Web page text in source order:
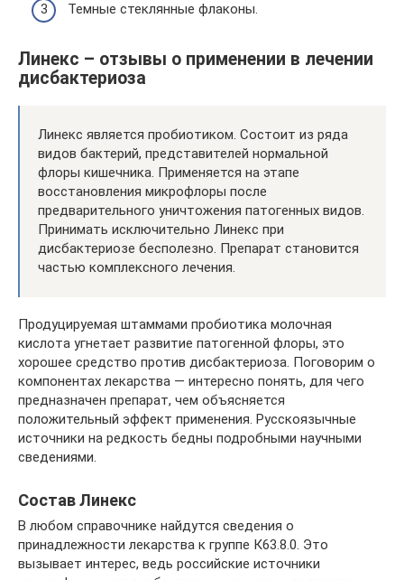
Темные стеклянные флаконы.
Линекс – отзывы о применении в лечении
дисбактериоза
Линекс является пробиотиком. Состоит из ряда
видов бактерий, представителей нормальной
флоры кишечника. Применяется на этапе
восстановления микрофлоры после
предварительного уничтожения патогенных видов.
Принимать исключительно Линекс при
дисбактериозе бесполезно. Препарат становится
частью комплексного лечения.
Продуцируемая штаммами пробиотика молочная
кислота угнетает развитие патогенной флоры, это
хорошее средство против дисбактериоза. Поговорим о
компонентах лекарства — интересно понять, для чего
предназначен препарат, чем объясняется
положительный эффект применения. Русскоязычные
источники на редкость бедны подробными научными
сведениями.
Состав Линекс
В любом справочнике найдутся сведения о
принадлежности лекарства к группе К63.8.0. Это
вызывает интерес, ведь российские источники